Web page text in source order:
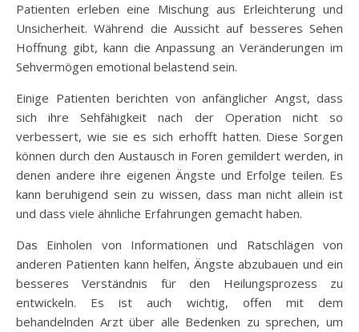
Patienten erleben eine Mischung aus Erleichterung und
Unsicherheit. Während die Aussicht auf besseres Sehen
Hoffnung gibt, kann die Anpassung an Veränderungen im
Sehvermögen emotional belastend sein.
Einige Patienten berichten von anfänglicher Angst, dass
sich ihre Sehfähigkeit nach der Operation nicht so
verbessert, wie sie es sich erhofft hatten. Diese Sorgen
können durch den Austausch in Foren gemildert werden, in
denen andere ihre eigenen Ängste und Erfolge teilen. Es
kann beruhigend sein zu wissen, dass man nicht allein ist
und dass viele ähnliche Erfahrungen gemacht haben.
Das Einholen von Informationen und Ratschlägen von
anderen Patienten kann helfen, Ängste abzubauen und ein
besseres Verständnis für den Heilungsprozess zu
entwickeln. Es ist auch wichtig, offen mit dem
behandelnden Arzt über alle Bedenken zu sprechen, um